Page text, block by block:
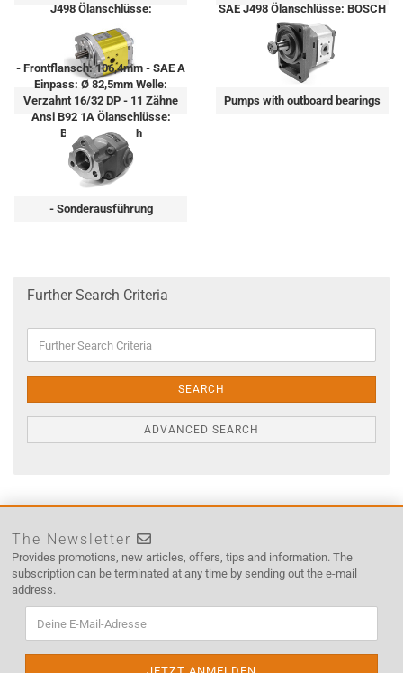
J498 Ölanschlüsse:
SAE J498 Ölanschlüsse: BOSCH
Flansch
- Frontflansch: 106,4mm - SAE A
Einpass: Ø 82,5mm Welle:
Verzahnt 16/32 DP - 11 Zähne
Ansi B92 1A Ölanschlüsse:
BOSCH Flansch
Pumps with outboard bearings
- Sonderausführung
Further Search Criteria
Search
SEARCH
ADVANCED SEARCH
The Newsletter
Provides promotions, new articles, offers, tips and information. The
subscription can be terminated at any time by sending out the e-mail
address.